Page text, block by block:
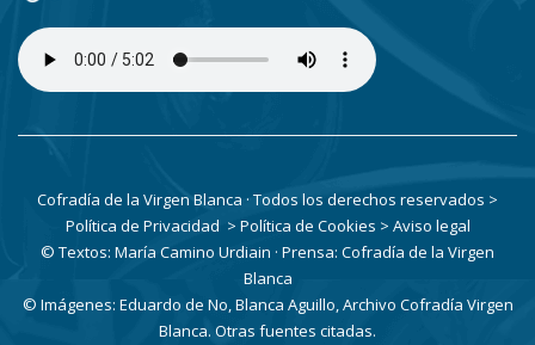
Cofradía de la Virgen Blanca · Todos los derechos reservados >
Política de Privacidad > Política de Cookies > Aviso legal
© Textos: María Camino Urdiain · Prensa: Cofradía de la Virgen
Blanca
© Imágenes: Eduardo de No, Blanca Aguillo, Archivo Cofradía Virgen
Blanca. Otras fuentes citadas.